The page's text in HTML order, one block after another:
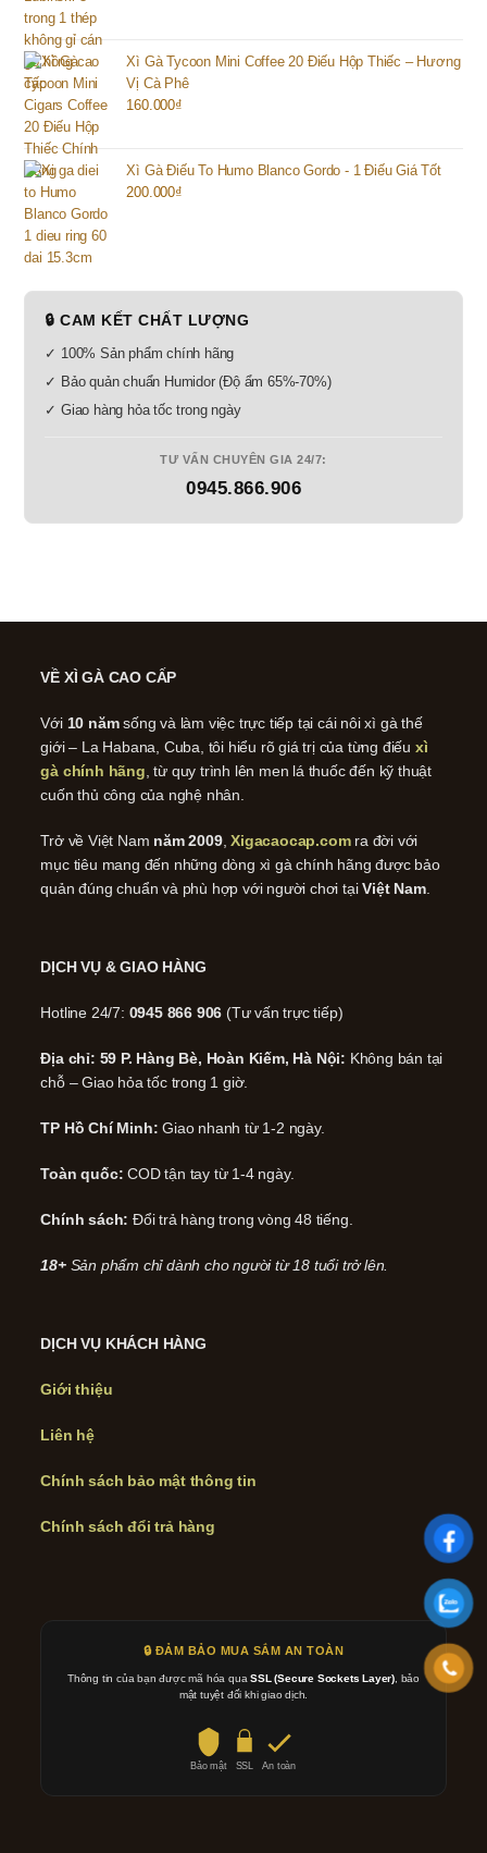
Xì Gà Tycoon Mini Coffee 20 Điếu Hộp Thiếc – Hương
Vị Cà Phê
160.000₫
Xì Gà Điếu To Humo Blanco Gordo - 1 Điếu Giá Tốt
200.000₫
🔒 CAM KẾT CHẤT LƯỢNG
✓ 100% Sản phẩm chính hãng
✓ Bảo quản chuẩn Humidor (Độ ẩm 65%-70%)
✓ Giao hàng hỏa tốc trong ngày
TƯ VẤN CHUYÊN GIA 24/7:
0945.866.906
VỀ XÌ GÀ CAO CẤP
Với 10 nămsống và làm việc trực tiếp tại cái nôi xì gà thế
giới – La Habana, Cuba, tôi hiểu rõ giá trị của từng điếu xì
gà chính hãng , từ quy trình lên men lá thuốc đến kỹ thuật
cuốn thủ công của nghệ nhân.
Trở về Việt Nam năm 2009,Xigacaocap.comra đời với
mục tiêu mang đến những dòng xì gà chính hãng được bảo
quản đúng chuẩn và phù hợp với người chơi tạiViệt Nam.
DỊCH VỤ & GIAO HÀNG
Hotline 24/7: 0945 866 906 (Tư vấn trực tiếp)
Địa chỉ: 59 P. Hàng Bè, Hoàn Kiếm, Hà Nội: Không bán tại
chỗ – Giao hỏa tốc trong 1 giờ.
TP Hồ Chí Minh: Giao nhanh từ 1-2 ngày.
Toàn quốc: COD tận tay từ 1-4 ngày.
Chính sách: Đổi trả hàng trong vòng 48 tiếng.
18+ Sản phẩm chỉ dành cho người từ 18 tuổi trở lên.
DỊCH VỤ KHÁCH HÀNG
Giới thiệu
Liên hệ
Chính sách bảo mật thông tin
Chính sách đổi trả hàng
🔒 ĐẢM BẢO MUA SẮM AN TOÀN
Thông tin của bạn được mã hóa quaSSL (Secure Sockets Layer) , bảo
mật tuyệt đối khi giao dịch.
Bảo mật SSL An toàn